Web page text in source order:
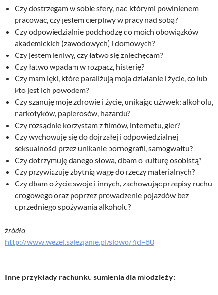
Czy dostrzegam w sobie sfery, nad którymi powinienem
pracować, czy jestem cierpliwy w pracy nad sobą?
Czy odpowiedzialnie podchodzę do moich obowiązków
akademickich (zawodowych) i domowych?
Czy jestem leniwy, czy łatwo się zniechęcam?
Czy łatwo wpadam w rozpacz, histerię?
Czy mam lęki, które paraliżują moja działanie i życie, co lub
kto jest ich powodem?
Czy szanuję moje zdrowie i życie, unikając używek: alkoholu,
narkotyków, papierosów, hazardu?
Czy rozsądnie korzystam z filmów, internetu, gier?
Czy wychowuję się do dojrzałej i odpowiedzialnej
seksualności przez unikanie pornografii, samogwałtu?
Czy dotrzymuję danego słowa, dbam o kulturę osobistą?
Czy przywiązuję zbytnią wagę do rzeczy materialnych?
Czy dbam o życie swoje i innych, zachowując przepisy ruchu
drogowego oraz poprzez prowadzenie pojazdów bez
uprzedniego spożywania alkoholu?
źródło
http://www.wezel.salezjanie.pl/slowo/?id=80
Inne przykłady rachunku sumienia dla młodzieży: